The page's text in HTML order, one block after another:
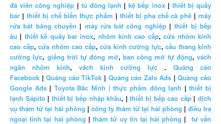
đá viên công nghiệp | tủ đông lạnh |kệ bếp inox| thiết bị quầy
bar | thiết bị chế biến thực phẩm | thiết bị pha chế cà phê | máy
rửa bát băng chuyền | máy rửa bát công nghiệp|thiết bị bếp
âu | thiết kế quầy bar inox, nhôm kính cao cấp,cửa nhôm kính
cao cấp, cửa nhôm cao cấp, cửa kính cường lực, cầu thang kính
cường lực, giếng trời tự đóng mở, ban công mở tự động, vách
ngăn nhôm kính, vách kính cường lực . Quảng cáo
Facebook |Quảng cáo TikTok | Quảng cáo Zalo Ads |Quảng cáo
Google Ads| Toyota Bắc Ninh | thực phẩm đông lạnh |thiết bị
lạnh Sápito | thiết bị bếp nhập khẩu, |thiết bị bếp cao cấp|dịch
vụ thám tử tại hải phòng | công ty thám tử tại hải phòng | điều tra
ngoại tình tại hải phòng |thám tử uy tín tại hải phòng | tư vấn